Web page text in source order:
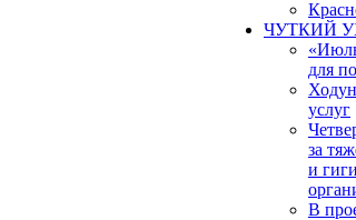
ЧУТКИЙ
для
услуг
за
и
В